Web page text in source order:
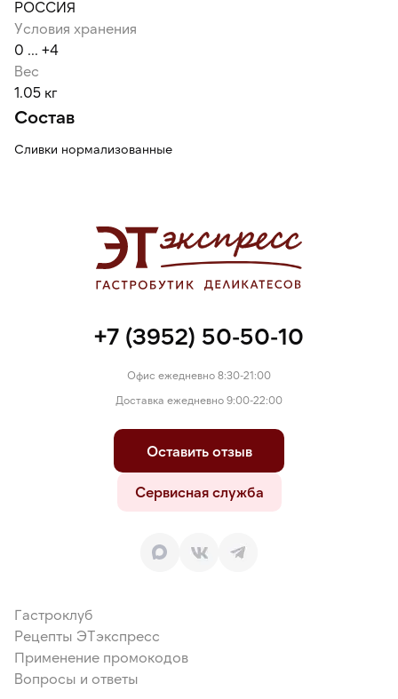
РОССИЯ
Условия хранения
0 ... +4
Вес
1.05 кг
Состав
Сливки нормализованные
+7 (3952) 50-50-10
Офис ежедневно 8:30-21:00
Доставка ежедневно 9:00-22:00
Оставить отзыв
Сервисная служба
Гастроклуб
Рецепты ЭТэкспресс
Применение промокодов
Вопросы и ответы